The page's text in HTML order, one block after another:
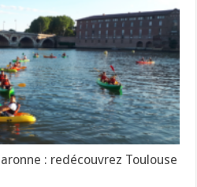
: redécouvrez Toulouse